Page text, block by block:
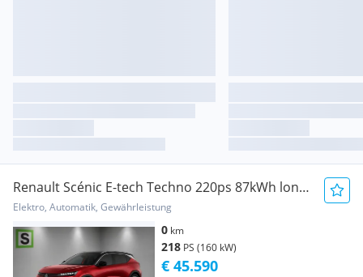
Renault Scénic E-tech Techno 220ps 87kWh long
range
Elektro, Automatik, Gewährleistung
0 km
218 PS (160 kW)
€ 45.590